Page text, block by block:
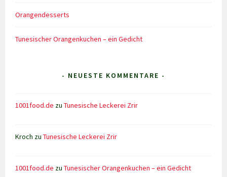
Orangendesserts
Tunesischer Orangenkuchen – ein Gedicht
- NEUESTE KOMMENTARE -
1001food.de zuTunesische Leckerei Zrir
Kroch zuTunesische Leckerei Zrir
1001food.de zuTunesischer Orangenkuchen – ein Gedicht